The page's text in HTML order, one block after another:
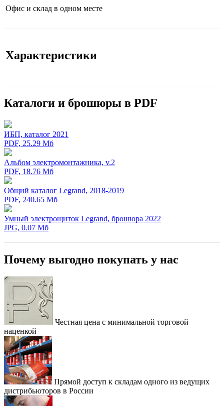
Офис и склад в одном месте
Характеристики
Каталоги и брошюры в PDF
ИБП, каталог 2021
PDF, 25.29 Мб
Альбом электромонтажника, v.2
PDF, 18.76 Мб
Общий каталог Legrand, 2018-2019
PDF, 240.65 Мб
Умный электрощиток Legrand, брошюра 2022
JPG, 0.07 Мб
Почему выгодно покупать у нас
Честная цена с минимальной торговой
наценкой
Прямой доступ к складам одного из ведущих
дистрибьюторов в России